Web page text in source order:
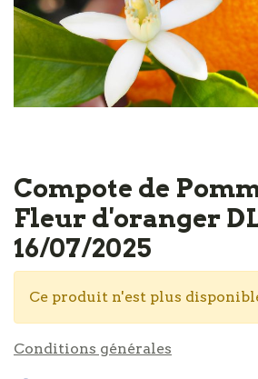
Compote de
Fleur d'oranger
16/07/2025
Ce produit n'est plus
Conditions générales